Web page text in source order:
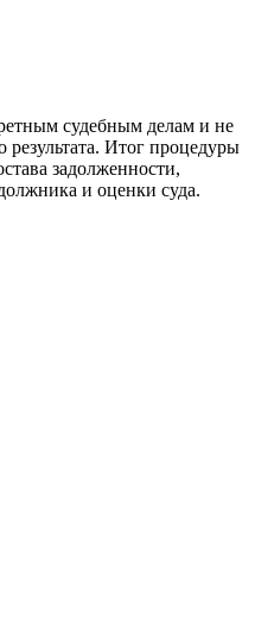
судебным делам и не
результата. Итог процедуры
задолженности,
и оценки суда.